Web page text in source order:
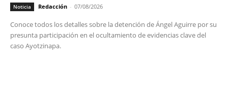
Noticia Redacción - 07/08/2026
Conoce todos los detalles sobre la detención de Ángel Aguirre por su
presunta participación en el ocultamiento de evidencias clave del
caso Ayotzinapa.